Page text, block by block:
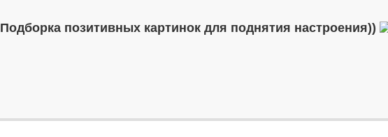
Подборка позитивных картинок для поднятия настроения))